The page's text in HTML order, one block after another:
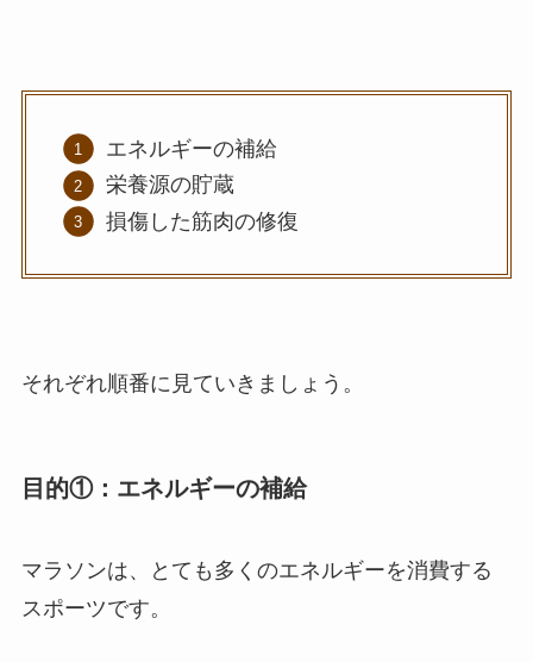
エネルギーの補給
栄養源の貯蔵
損傷した筋肉の修復
それぞれ順番に見ていきましょう。
目的①：エネルギーの補給
マラソンは、とても多くのエネルギーを消費する
スポーツです。